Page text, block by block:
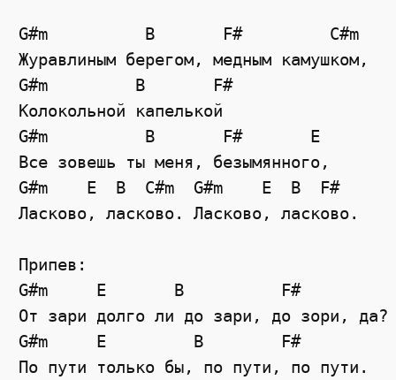
G#m          B       F#         C#m
Журавлиным берегом, медным камушком,
G#m         B       F#
Колокольной капелькой
G#m          B       F#       E
Все зовешь ты меня, безымянного,
G#m    E  B  C#m  G#m    E  B  F#
Ласково, ласково. Ласково, ласково.
Припев:
G#m     E       B          F#
От зари долго ли до зари, до зори, да?
G#m     E         B        F#
По пути только бы, по пути, по пути.